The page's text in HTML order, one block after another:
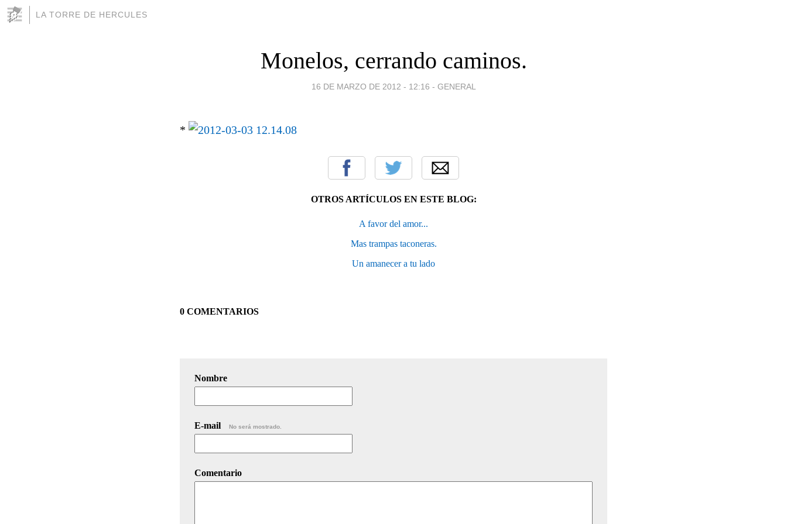
LA TORRE DE HERCULES
Monelos, cerrando caminos.
16 DE MARZO DE 2012 - 12:16 - GENERAL
*
OTROS ARTÍCULOS EN ESTE BLOG:
A favor del amor...
Mas trampas taconeras.
Un amanecer a tu lado
0 COMENTARIOS
Nombre
E-mail No será mostrado.
Comentario